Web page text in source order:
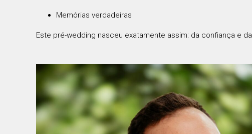
Memórias verdadeiras
Este pré-wedding nasceu exatamente assim: da confiança e